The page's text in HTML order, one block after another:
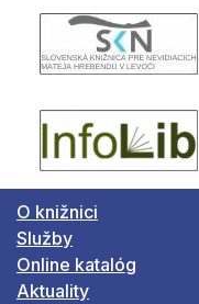
O knižnici
Služby
Online katalóg
Aktuality